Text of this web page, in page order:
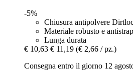
-5%
Chiusura antipolvere
Materiale robusto e
Lunga durata
€ 10,63 € 11,19 (€ 2,66 / pz.)
Consegna entro il giorno 12